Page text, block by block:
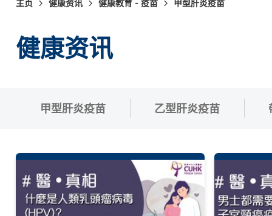
主页 健康资讯 健康教育 - 疫苗 甲型肝炎疫苗
健康资讯
甲型肝炎疫苗 乙型肝炎疫苗